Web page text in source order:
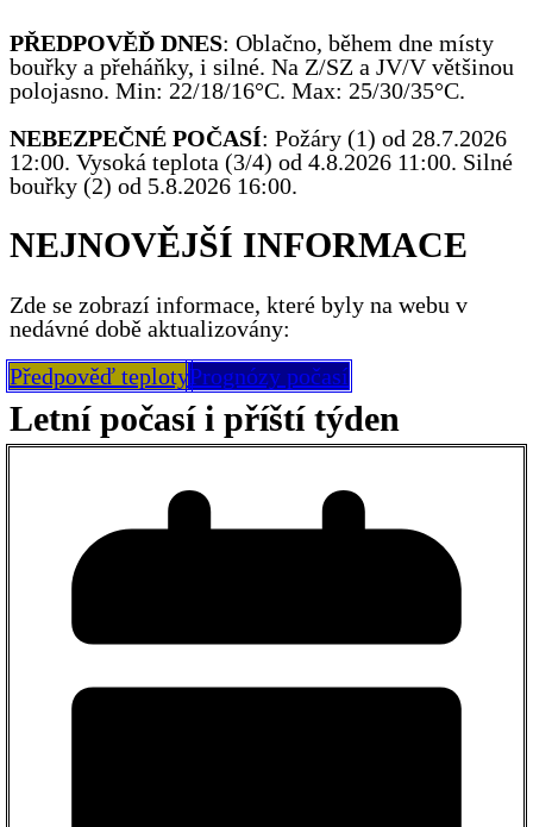
PŘEDPOVĚĎ DNES: Oblačno, během dne místy
bouřky a přeháňky, i silné. Na Z/SZ a JV/V většinou
polojasno. Min: 22/18/16°C. Max: 25/30/35°C.
NEBEZPEČNÉ POČASÍ: Požáry (1) od 28.7.2026
12:00. Vysoká teplota (3/4) od 4.8.2026 11:00. Silné
bouřky (2) od 5.8.2026 16:00.
NEJNOVĚJŠÍ INFORMACE
Zde se zobrazí informace, které byly na webu v
nedávné době aktualizovány:
Předpověď teplotyPrognózy počasí
Letní počasí i příští týden